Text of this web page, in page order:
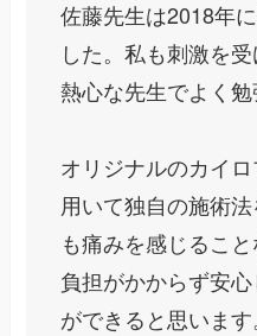
佐藤先生は2018年
した。私も刺激を
熱心な先生でよく勉
オリジナルのカイ
用いて独自の施術
も痛みを感じるこ
負担がかからず安
ができると思います